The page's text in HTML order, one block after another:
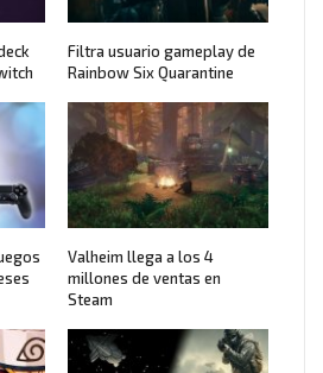
Filtra usuario gameplay de
Rainbow Six Quarantine
Valheim llega a los 4
millones de ventas en
Steam